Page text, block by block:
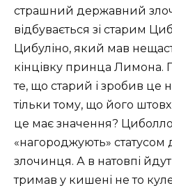
страшний державний
відбувається зі старим
Цибуліно, який мав
кінцівку принца
те, що старий і зробив це
тільки тому, що його
це має значення?
«нагороджують» статусом
злочинця. А в натовпі
тримав у кишені не то